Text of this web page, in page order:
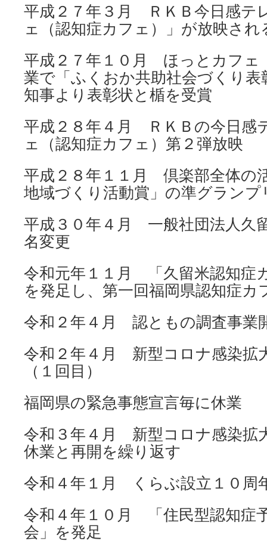
平成２７年３月 ＲＫＢ今日感テ
ェ（認知症カフェ）」が放映され
平成２７年１０月 ほっとカフェ
業で「ふくおか共助社会づくり表
知事より表彰状と楯を受賞
平成２８年４月 ＲＫＢの今日感
ェ（認知症カフェ）第２弾放映
平成２８年１１月 倶楽部全体の
地域づくり活動賞」の準グランプ
平成３０年４月 一般社団法人久
名変更
令和元年１１月 「久留米認知症
を発足し、第一回福岡県認知症カ
令和２年４月 認ともの調査事業
令和２年４月 新型コロナ感染拡
（１回目）
福岡県の緊急事態宣言毎に休業
令和３年４月 新型コロナ感染拡
休業と再開を繰り返す
令和４年１月 くらぶ設立１０周
令和４年１０月 「住民型認知症
会」を発足